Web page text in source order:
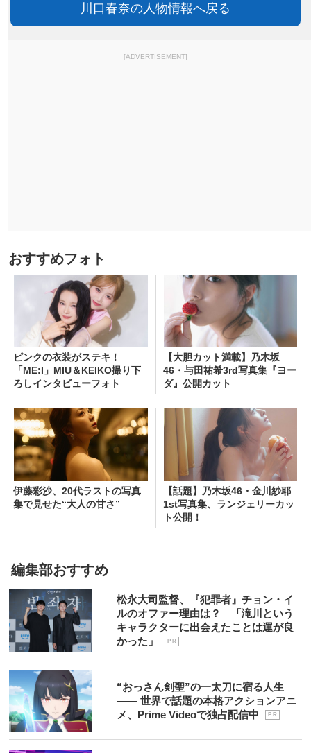
川口春奈の人物情報へ戻る
[ADVERTISEMENT]
おすすめフォト
ピンクの衣装がステキ！
「ME:I」MIU＆KEIKO撮り下
ろしインタビューフォト
【大胆カット満載】乃木坂
46・与田祐希3rd写真集『ヨー
ダ』公開カット
伊藤彩沙、20代ラストの写真
集で見せた“大人の甘さ”
【話題】乃木坂46・金川紗耶
1st写真集、ランジェリーカッ
ト公開！
編集部おすすめ
松永大司監督、『犯罪者』チョン・イ
ルのオファー理由は？ 「滝川という
キャラクターに出会えたことは運が良
かった」
P R
“おっさん剣聖”の一太刀に宿る人生
―― 世界で話題の本格アクションアニ
メ、Prime Videoで独占配信中
P R